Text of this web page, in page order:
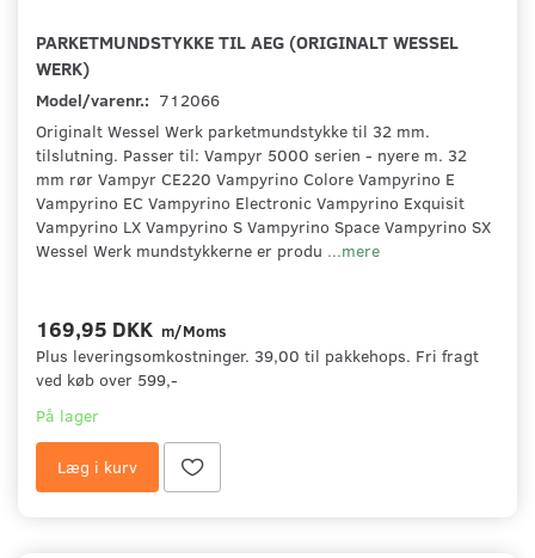
PARKETMUNDSTYKKE TIL AEG (ORIGINALT WESSEL
WERK)
Model/varenr.: 712066
Originalt Wessel Werk parketmundstykke til 32 mm.
tilslutning. Passer til: Vampyr 5000 serien - nyere m. 32
mm rør Vampyr CE220 Vampyrino Colore Vampyrino E
Vampyrino EC Vampyrino Electronic Vampyrino Exquisit
Vampyrino LX Vampyrino S Vampyrino Space Vampyrino SX
Wessel Werk mundstykkerne er produ ...mere
169,95 DKK m/Moms
Plus leveringsomkostninger. 39,00 til pakkehops. Fri fragt
ved køb over 599,-
På lager
Læg i kurv